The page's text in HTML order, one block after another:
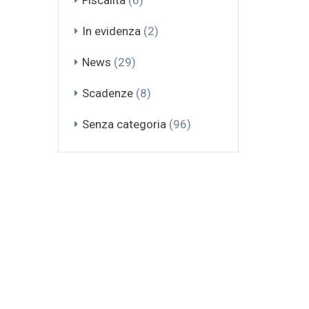
In evidenza(2)
News (29)
Scadenze(8)
Senza categoria(96)